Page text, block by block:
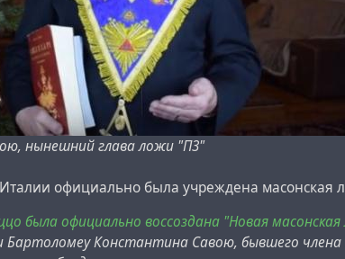
нынешний глава ложи "П3"
Италии официально была учреждена масонская
была официально воссоздана "Новая
Бартоломеу Константина Савою, бывшего